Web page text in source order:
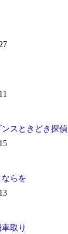
スときどき探偵
らを
取り